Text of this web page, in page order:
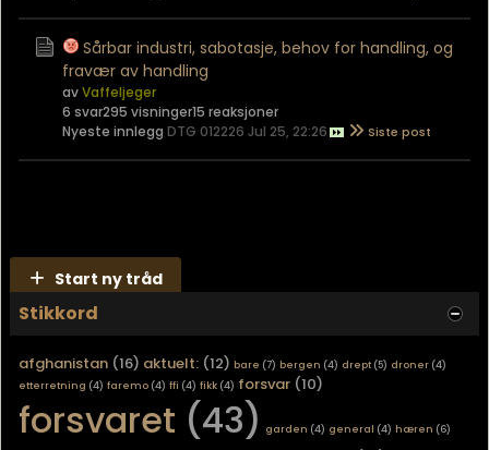
Sårbar industri, sabotasje, behov for handling, og
fravær av handling
avVaffeljeger
6 svar295 visninger15 reaksjoner
Nyeste innlegg DTG 012226 Jul 25, 22:26
Start ny tråd
Stikkord
afghanistan (16) aktuelt: (12) bare (7) bergen (4) drept (5) droner (4)
etterretning (4) faremo (4) ffi (4) fikk (4) forsvar (10)
forsvaret (43) garden (4) general (4) hæren (6)